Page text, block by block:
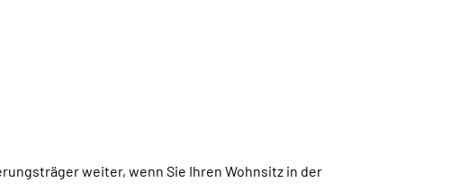
weiter, wenn Sie Ihren Wohnsitz in der